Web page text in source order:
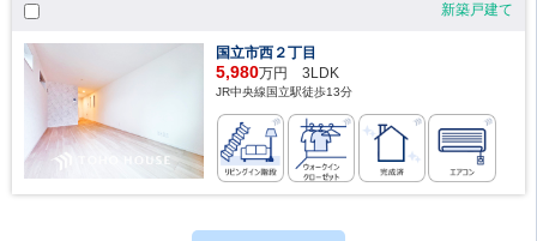
新築戸建て
国立市西２丁目
5,980万円 3LDK
JR中央線国立駅徒歩13分